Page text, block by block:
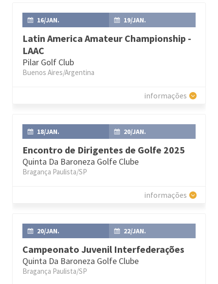
16/JAN. 19/JAN.
Latin America Amateur Championship -
LAAC
Pilar Golf Club
Buenos Aires/Argentina
informações
18/JAN. 20/JAN.
Encontro de Dirigentes de Golfe 2025
Quinta Da Baroneza Golfe Clube
Bragança Paulista/SP
informações
20/JAN. 22/JAN.
Campeonato Juvenil Interfederações
Quinta Da Baroneza Golfe Clube
Bragança Paulista/SP